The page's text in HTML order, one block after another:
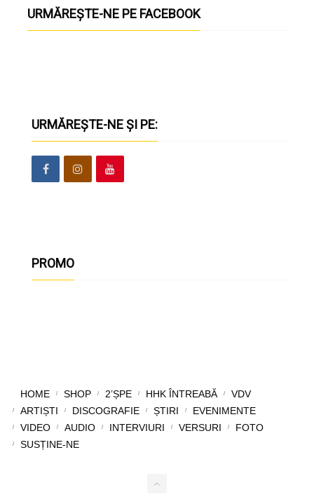
URMĂREȘTE-NE PE FACEBOOK
URMĂREȘTE-NE ȘI PE:
PROMO
HOME SHOP 2’ȘPE HHK ÎNTREABĂ
VDV
ARTIȘTI
DISCOGRAFIE ȘTIRI
EVENIMENTE
VIDEO
AUDIO INTERVIURI VERSURI
FOTO
SUSȚINE-NE